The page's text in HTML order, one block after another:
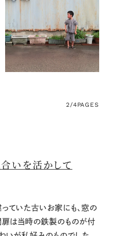
2/4PAGES
いを活かして
ていた古いお家にも、窓の
扉は当時の鉄製のものが付